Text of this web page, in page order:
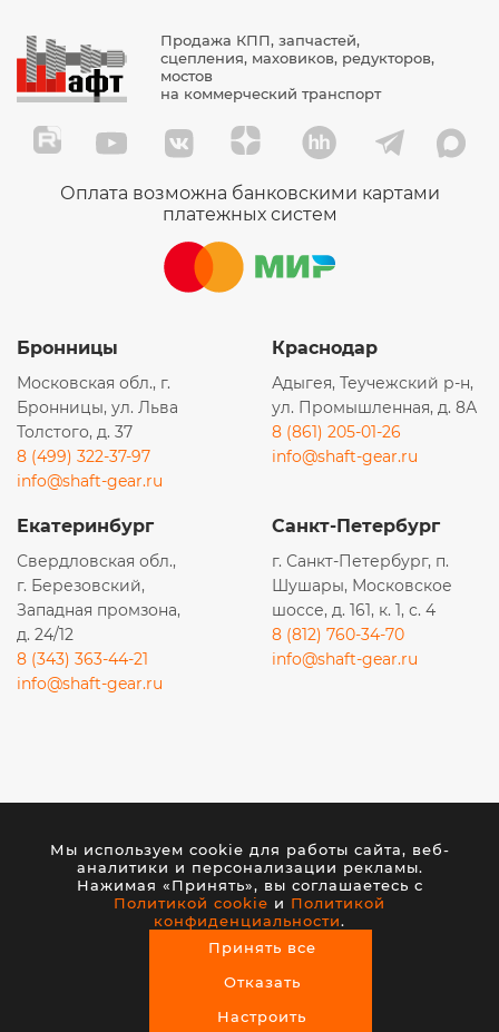
Мы используем cookie для работы сайта, веб-
аналитики и персонализации рекламы.
Нажимая «Принять», вы соглашаетесь с
Политикой cookie и Политикой
конфиденциальности.
Принять все
Отказать
Настроить
Продажа КПП, запчастей,
сцепления, маховиков, редукторов,
мостов
на коммерческий транспорт
Оплата возможна банковскими картами
платежных систем
Бронницы
Московская обл., г.
Бронницы, ул. Льва
Толстого, д. 37
8 (499) 322-37-97
info@shaft-gear.ru
Краснодар
Адыгея, Теучежский р-н,
ул. Промышленная, д. 8А
8 (861) 205-01-26
info@shaft-gear.ru
Екатеринбург
Свердловская обл.,
г. Березовский,
Западная промзона,
д. 24/12
8 (343) 363-44-21
info@shaft-gear.ru
Санкт-Петербург
г. Санкт-Петербург, п.
Шушары, Московское
шоссе, д. 161, к. 1, с. 4
8 (812) 760-34-70
info@shaft-gear.ru
каких условиях не является публичной офертой,
определяемой положениями статьи 437 (2) ГК РФ.
© 2026 ООО «ШАФТ». Все права защищены.